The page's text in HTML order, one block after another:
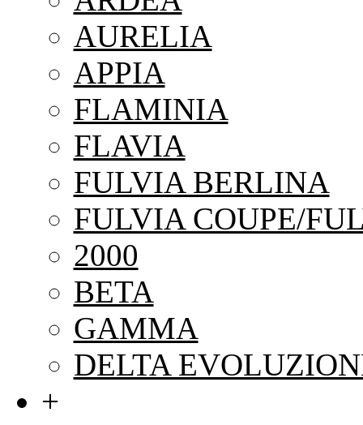
AURELIA
APPIA
FLAMINIA
FLAVIA
FULVIA BERLINA
FULVIA COUPE/
2000
BETA
GAMMA
DELTA
+